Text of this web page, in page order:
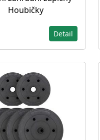
Houbičky
Detail